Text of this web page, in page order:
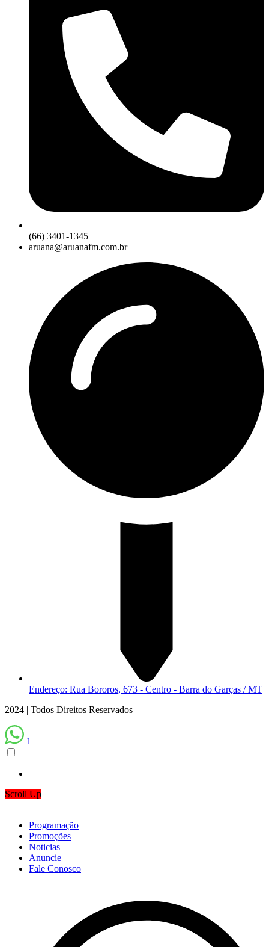
(66) 3401-1345
aruana@aruanafm.com.br
Endereço: Rua Bororos, 673 - Centro - Barra do Garças / MT
2024 | Todos Direitos Reservados
1
Scroll Up
Programação
Promoções
Noticias
Anuncie
Fale Conosco